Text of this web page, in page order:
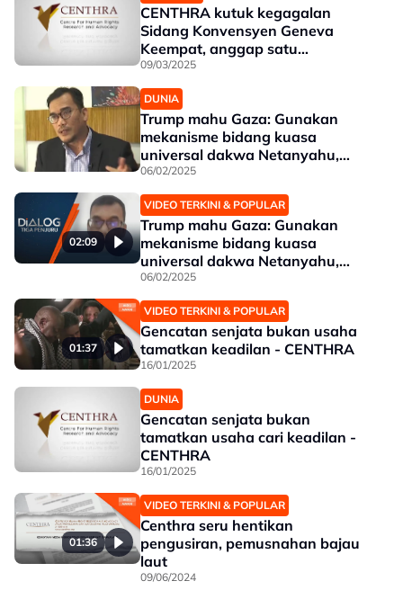
CENTHRA kutuk kegagalan
Sidang Konvensyen Geneva
Keempat, anggap satu
pengkhianatan
09/03/2025
DUNIA
Trump mahu Gaza: Gunakan
mekanisme bidang kuasa
universal dakwa Netanyahu,
Israel - CENTHRA
06/02/2025
02:09
VIDEO TERKINI & POPULAR
Trump mahu Gaza: Gunakan
mekanisme bidang kuasa
universal dakwa Netanyahu,
Israel - CENTHRA
06/02/2025
01:37
VIDEO TERKINI & POPULAR
Gencatan senjata bukan usaha
tamatkan keadilan - CENTHRA
16/01/2025
DUNIA
Gencatan senjata bukan
tamatkan usaha cari keadilan -
CENTHRA
16/01/2025
01:36
VIDEO TERKINI & POPULAR
Centhra seru hentikan
pengusiran, pemusnahan bajau
laut
09/06/2024